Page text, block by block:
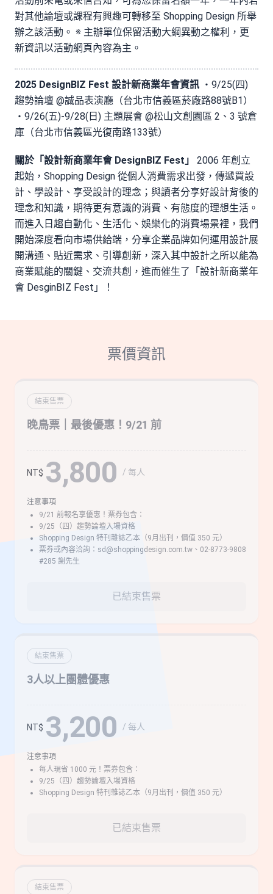
對其他論壇或課程有興趣可轉移至 Shopping Design 所舉
辦之該活動。 ※ 主辦單位保留活動大綱異動之權利，更
新資訊以活動網頁內容為主。
2025 DesignBIZ Fest 設計新商業年會資訊 ・9/25(四)
趨勢論壇 @誠品表演廳（台北市信義區菸廠路88號B1）
・9/26(五)-9/28(日) 主題展會 @松山文創園區 2、3 號倉
庫（台北市信義區光復南路133號）
關於「設計新商業年會 DesignBIZ Fest」
2006 年創立
起始，Shopping Design 從個人消費需求出發，傳遞買設
計、學設計、享受設計的理念；與讀者分享好設計背後的
理念和知識，期待更有意識的消費、有態度的理想生活。
而進入日趨自動化、生活化、娛樂化的消費場景裡，我們
開始深度看向市場供給端，分享企業品牌如何運用設計展
開溝通、貼近需求、引導創新，深入其中設計之所以能為
商業賦能的關鍵、交流共創，進而催生了「設計新商業年
會 DesginBIZ Fest」！
票價資訊
結束售票
晚鳥票｜最後優惠！9/21 前
NT$ 3,800 / 每人
注意事項
9/21 前報名享優惠！票券包含：
9/25（四）趨勢論壇入場資格
Shopping Design 特刊雜誌乙本（9月出刊，價值 350 元）
票券或內容洽詢：sd@shoppingdesign.com.tw、02-8773-9808
#285 謝先生
已結束售票
結束售票
3人以上團體優惠
NT$ 3,200 / 每人
注意事項
每人現省 1000 元！票券包含：
9/25（四）趨勢論壇入場資格
Shopping Design 特刊雜誌乙本（9月出刊，價值 350 元）
已結束售票
結束售票